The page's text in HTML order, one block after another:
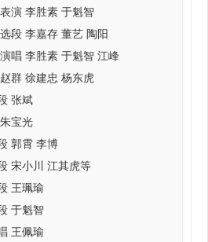
演 李胜素 于魁智
段 李嘉存 董艺 陶阳
唱 李胜素 于魁智 江峰
群 徐建忠 杨东虎
张斌
宝光
郭霄 李博
宋小川 江其虎等
王珮瑜
于魁智
王佩瑜